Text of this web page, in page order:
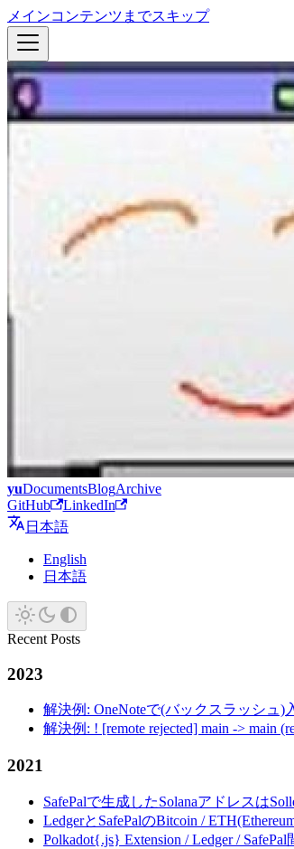
メインコンテンツまでスキップ
yuDocumentsBlogArchive
GitHub
LinkedIn
日本語
English
日本語
Recent Posts
2023
解決例: OneNoteで(バックスラッシュ
解決例: ! [remote rejected] main -> main
2021
SafePalで生成したSolanaアドレスは
LedgerとSafePalのBitcoin /
Polkadot{.js} Extension / Ledger /